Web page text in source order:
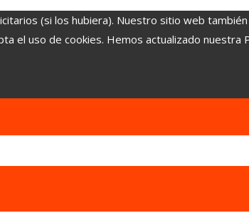
(si los hubiera). Nuestro sitio web
el uso de cookies. Hemos actualizado nuestra